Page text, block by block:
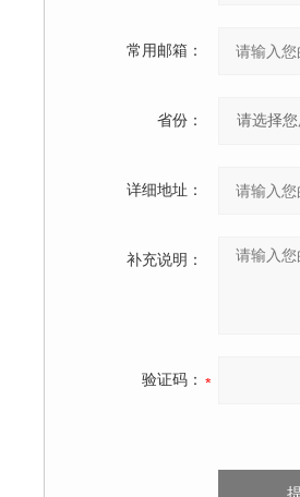
常用邮箱：
省份：
详细地址：
补充说明：
验证码：